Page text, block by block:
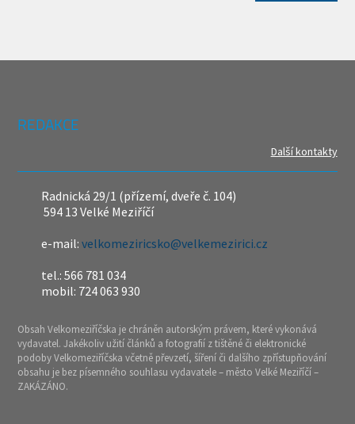
REDAKCE
Další kontakty
Radnická 29/1 (přízemí, dveře č. 104)
594 13 Velké Meziříčí
e-mail:velkomeziricsko@velkemezirici.cz
tel.: 566 781 034
mobil: 724 063 930
Obsah Velkomeziříčska je chráněn autorským právem, které vykonává
vydavatel. Jakékoliv užití článků a fotografií z tištěné či elektronické
podoby Velkomeziříčska včetně převzetí, šíření či dalšího zpřístupňování
obsahu je bez písemného souhlasu vydavatele – město Velké Meziříčí –
ZAKÁZÁNO.